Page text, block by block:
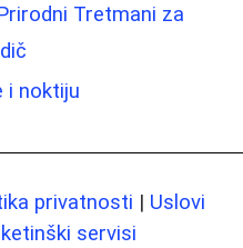
Tretmani za
i noktiju
privatnosti | Uslovi
servisi